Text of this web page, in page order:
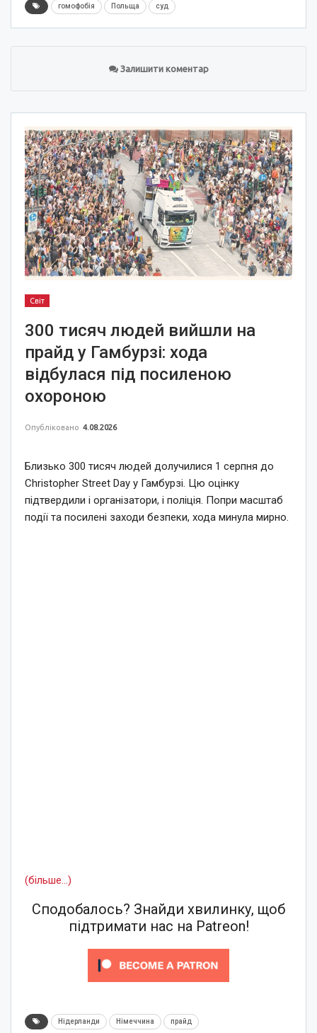
гомофобія Польща суд
Залишити коментар
Світ
300 тисяч людей вийшли на
прайд у Гамбурзі: хода
відбулася під посиленою
охороною
Опубліковано 4.08.2026
Близько 300 тисяч людей долучилися 1 серпня до
Christopher Street Day у Гамбурзі. Цю оцінку
підтвердили і організатори, і поліція. Попри масштаб
події та посилені заходи безпеки, хода минула мирно.
(більше…)
Сподобалось? Знайди хвилинку, щоб
підтримати нас на Patreon!
Нідерланди Німеччина прайд